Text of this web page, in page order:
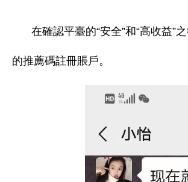
在確認平臺的“安全”和“高收益
的推薦碼註冊賬戶。